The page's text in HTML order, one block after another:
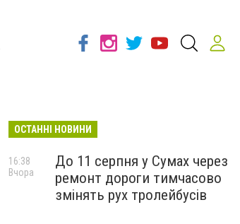
ОСТАННІ НОВИНИ
До 11 серпня у Сумах через
ремонт дороги тимчасово
змінять рух тролейбусів
16:38
Вчора